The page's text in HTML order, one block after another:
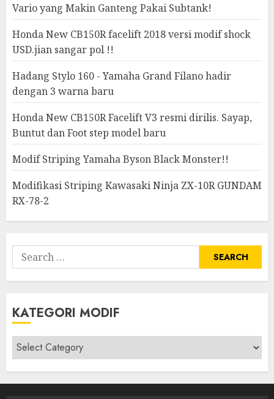
Vario yang Makin Ganteng Pakai Subtank!
Honda New CB150R facelift 2018 versi modif shock
USD.jian sangar pol !!
Hadang Stylo 160 - Yamaha Grand Filano hadir
dengan 3 warna baru
Honda New CB150R Facelift V3 resmi dirilis. Sayap,
Buntut dan Foot step model baru
Modif Striping Yamaha Byson Black Monster!!
Modifikasi Striping Kawasaki Ninja ZX-10R GUNDAM
RX-78-2
Search
for:
KATEGORI MODIF
Kategori
modif